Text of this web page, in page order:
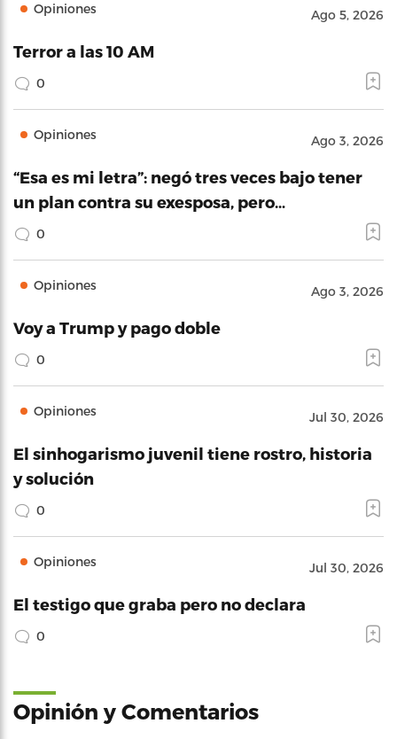
Opiniones Ago 5, 2026
Terror a las 10 AM
0
Opiniones Ago 3, 2026
“Esa es mi letra”: negó tres veces bajo tener
un plan contra su exesposa, pero…
0
Opiniones Ago 3, 2026
Voy a Trump y pago doble
0
Opiniones Jul 30, 2026
El sinhogarismo juvenil tiene rostro, historia
y solución
0
Opiniones Jul 30, 2026
El testigo que graba pero no declara
0
Opinión y Comentarios